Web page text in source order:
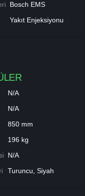
Bosch EMS
Yakıt Enjeksiyonu
N/A
N/A
850 mm
196 kg
N/A
Turuncu, Siyah